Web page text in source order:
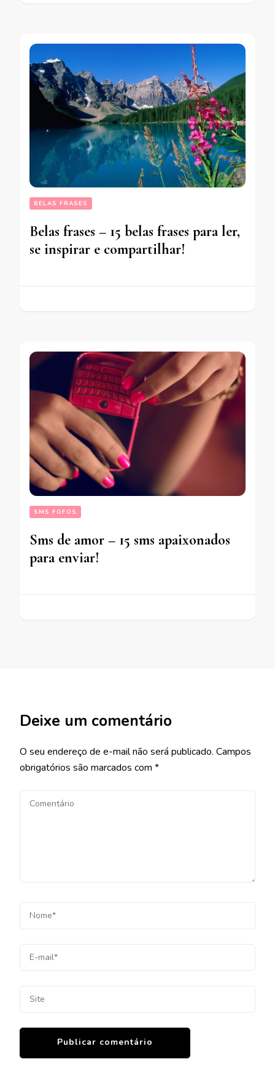
BELAS FRASES
Belas frases – 15 belas frases para ler,
se inspirar e compartilhar!
SMS FOFOS
Sms de amor – 15 sms apaixonados
para enviar!
Deixe um comentário
O seu endereço de e-mail não será publicado. Campos
obrigatórios são marcados com *